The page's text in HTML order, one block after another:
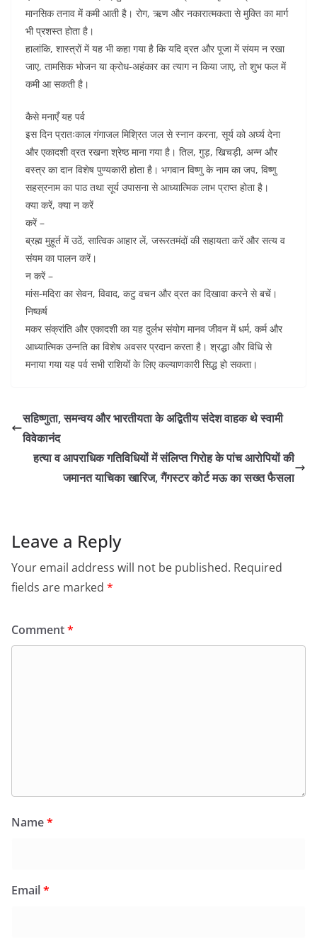
मानसिक तनाव में कमी आती है। रोग, ऋण और नकारात्मकता से मुक्ति का मार्ग
भी प्रशस्त होता है।
हालांकि, शास्त्रों में यह भी कहा गया है कि यदि व्रत और पूजा में संयम न रखा
जाए, तामसिक भोजन या क्रोध-अहंकार का त्याग न किया जाए, तो शुभ फल में
कमी आ सकती है।
कैसे मनाएँ यह पर्व
इस दिन प्रातःकाल गंगाजल मिश्रित जल से स्नान करना, सूर्य को अर्घ्य देना
और एकादशी व्रत रखना श्रेष्ठ माना गया है। तिल, गुड़, खिचड़ी, अन्न और
वस्त्र का दान विशेष पुण्यकारी होता है। भगवान विष्णु के नाम का जप, विष्णु
सहस्रनाम का पाठ तथा सूर्य उपासना से आध्यात्मिक लाभ प्राप्त होता है।
क्या करें, क्या न करें
करें –
ब्रह्म मुहूर्त में उठें, सात्विक आहार लें, जरूरतमंदों की सहायता करें और सत्य व
संयम का पालन करें।
न करें –
मांस-मदिरा का सेवन, विवाद, कटु वचन और व्रत का दिखावा करने से बचें।
निष्कर्ष
मकर संक्रांति और एकादशी का यह दुर्लभ संयोग मानव जीवन में धर्म, कर्म और
आध्यात्मिक उन्नति का विशेष अवसर प्रदान करता है। श्रद्धा और विधि से
मनाया गया यह पर्व सभी राशियों के लिए कल्याणकारी सिद्ध हो सकता।
सहिष्णुता, समन्वय और भारतीयता के अद्वितीय संदेश वाहक थे स्वामी
विवेकानंद
हत्या व आपराधिक गतिविधियों में संलिप्त गिरोह के पांच आरोपियों की
जमानत याचिका खारिज, गैंगस्टर कोर्ट मऊ का सख्त फैसला
Leave a Reply
Your email address will not be published. Required
fields are marked *
Comment*
Name*
Email*